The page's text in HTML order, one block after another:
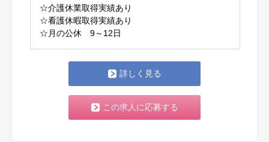
☆介護休業取得実績あり
☆看護休暇取得実績あり
☆月の公休 9～12日
詳しく見る
この求人に応募する